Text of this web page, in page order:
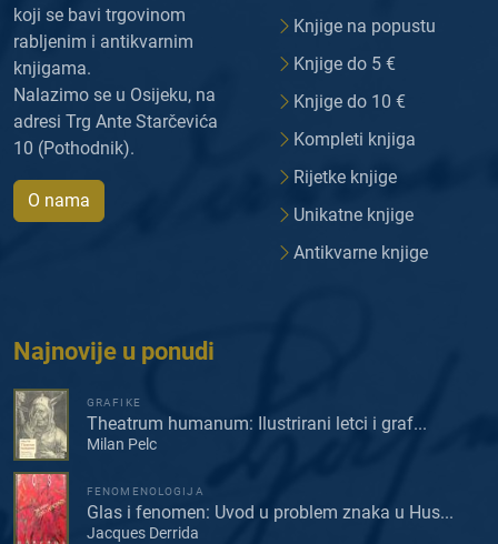
koji se bavi trgovinom
rabljenim i antikvarnim
knjigama.
Nalazimo se u Osijeku, na
adresi Trg Ante Starčevića
10 (Pothodnik).
O nama
Knjige na popustu
Knjige do 5 €
Knjige do 10 €
Kompleti knjiga
Rijetke knjige
Unikatne knjige
Antikvarne knjige
Najnovije u ponudi
GRAFIKE
Theatrum humanum: Ilustrirani letci i graf...
Milan Pelc
FENOMENOLOGIJA
Glas i fenomen: Uvod u problem znaka u Hus...
Jacques Derrida